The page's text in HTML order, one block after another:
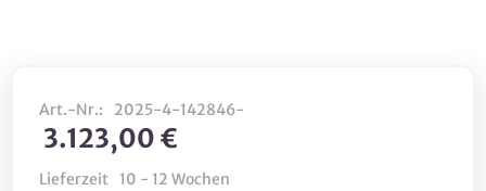
Art.-Nr.: 2025-4-142846-
3.123,00 €
Lieferzeit 10 - 12 Wochen